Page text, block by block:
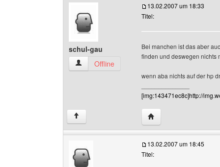
schul-gau
schul-gau Benutzer-Profile anzeigen
Offline
13.02.2007 um 18:33
Titel:
Bei manchen ist das aber
finden und deswegen nichts
wenn aba nichts auf der hp
[img:143471ec8c]http://
↑ Website dieses
13.02.2007 um 18:45
Titel: